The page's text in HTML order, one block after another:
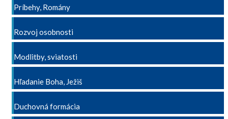
Príbehy, Romány
Rozvoj osobnosti
Modlitby, sviatosti
Hľadanie Boha, Ježiš
Duchovná formácia